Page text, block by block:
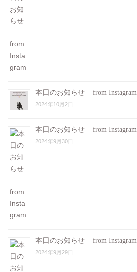
本日のお知らせ – from Instagram
2024年10月2日
本日のお知らせ – from Instagram
2024年9月30日
本日のお知らせ – from Instagram
2024年9月29日